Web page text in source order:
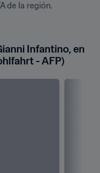
de la región.
Infantino, en
- AFP)